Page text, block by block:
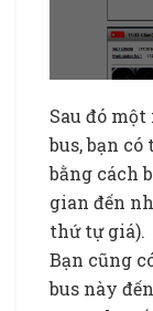
Sau đó
bus, bạn
bằng cách
gian đến
thứ tự giá).
Bạn cũng
bus này